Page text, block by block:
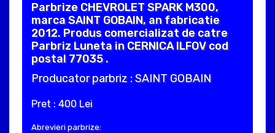
Parbrize CHEVROLET SPARK M300,
marca SAINT GOBAIN, an fabricatie
2012. Produs comercializat de catre
Parbriz Luneta in CERNICA ILFOV cod
postal 77035 .
Producator parbriz : SAINT GOBAIN
Pret : 400 Lei
Abrevieri parbrize: